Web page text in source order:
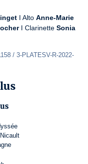
I Alto Anne-Marie
I Clarinette Sonia
/ 3-PLATESV-R-2022-